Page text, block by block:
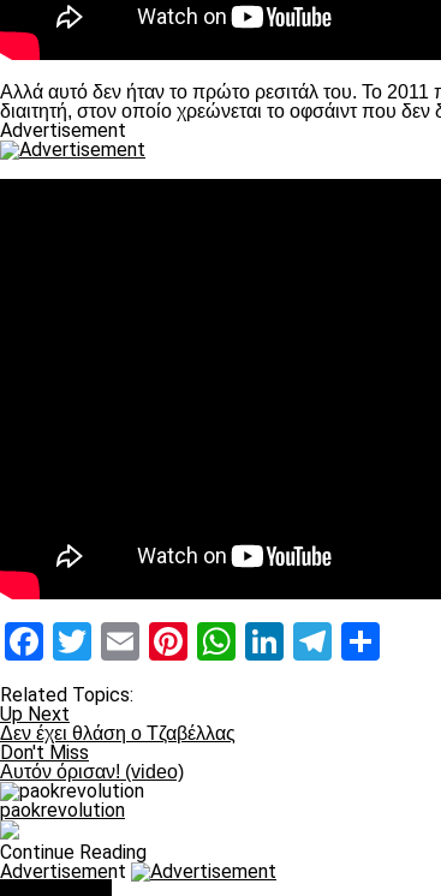
Αλλά αυτό δεν ήταν το πρώτο ρεσιτάλ του. Το
διαιτητή, στον οποίο χρεώνεται το οφσάιντ που
Advertisement
Facebook
Twitter
EmailPinterest
WhatsApp
LinkedIn
Related Topics:
Up Next
Δεν έχει θλάση ο Τζαβέλλας
Don't Miss
Αυτόν όρισαν! (video)
paokrevolution
Continue Reading
Advertisement